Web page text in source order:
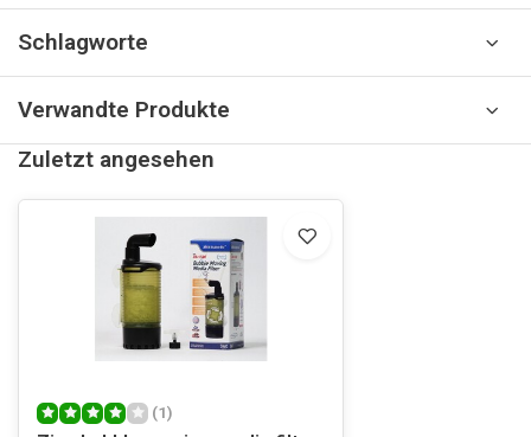
Schlagworte
Verwandte Produkte
Zuletzt angesehen
(1)